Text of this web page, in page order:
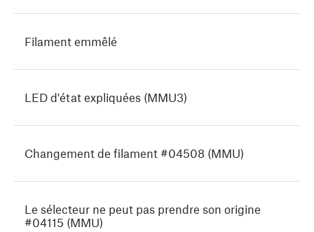
Filament emmêlé
LED d'état expliquées (MMU3)
Changement de filament #04508 (MMU)
Le sélecteur ne peut pas prendre son origine
#04115 (MMU)